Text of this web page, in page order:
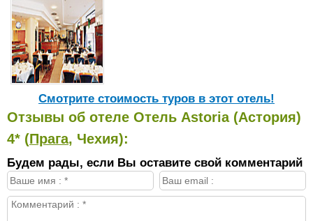
Cмотрите стоимость туров в этот отель!
Отзывы об отеле Отель Astoria (Астория)
4* (Прага, Чехия):
Будем рады, если Вы оставите свой комментарий